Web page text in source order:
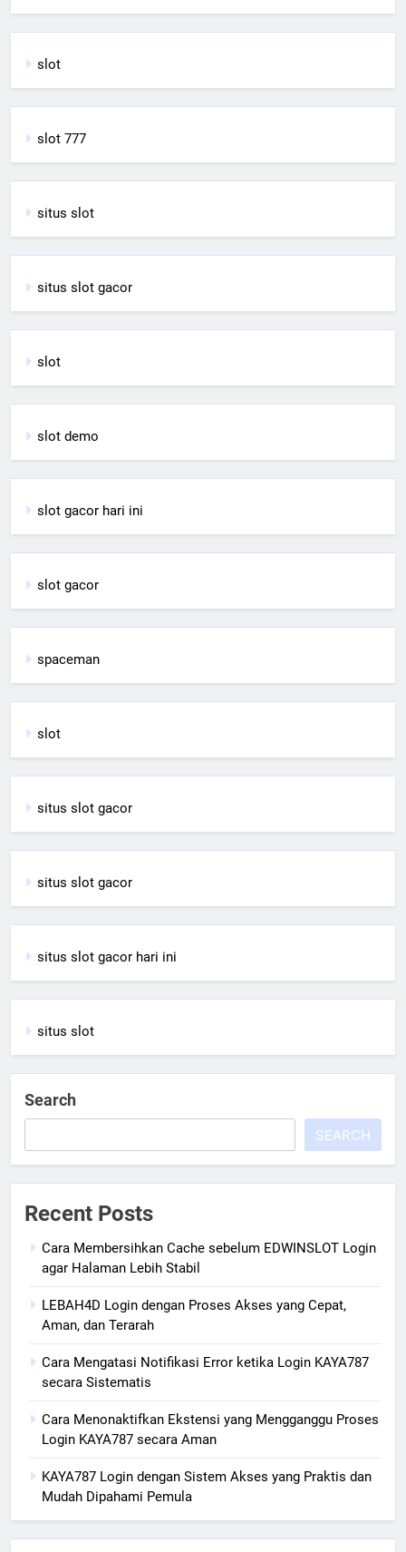
slot
slot 777
situs slot
situs slot gacor
slot
slot demo
slot gacor hari ini
slot gacor
spaceman
slot
situs slot gacor
situs slot gacor
situs slot gacor hari ini
situs slot
Search
SEARCH
Recent Posts
Cara Membersihkan Cache sebelum EDWINSLOT Login
agar Halaman Lebih Stabil
LEBAH4D Login dengan Proses Akses yang Cepat,
Aman, dan Terarah
Cara Mengatasi Notifikasi Error ketika Login KAYA787
secara Sistematis
Cara Menonaktifkan Ekstensi yang Mengganggu Proses
Login KAYA787 secara Aman
KAYA787 Login dengan Sistem Akses yang Praktis dan
Mudah Dipahami Pemula